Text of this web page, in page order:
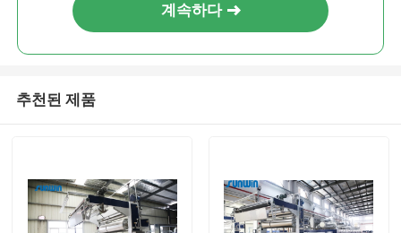
계속하다
추천된 제품